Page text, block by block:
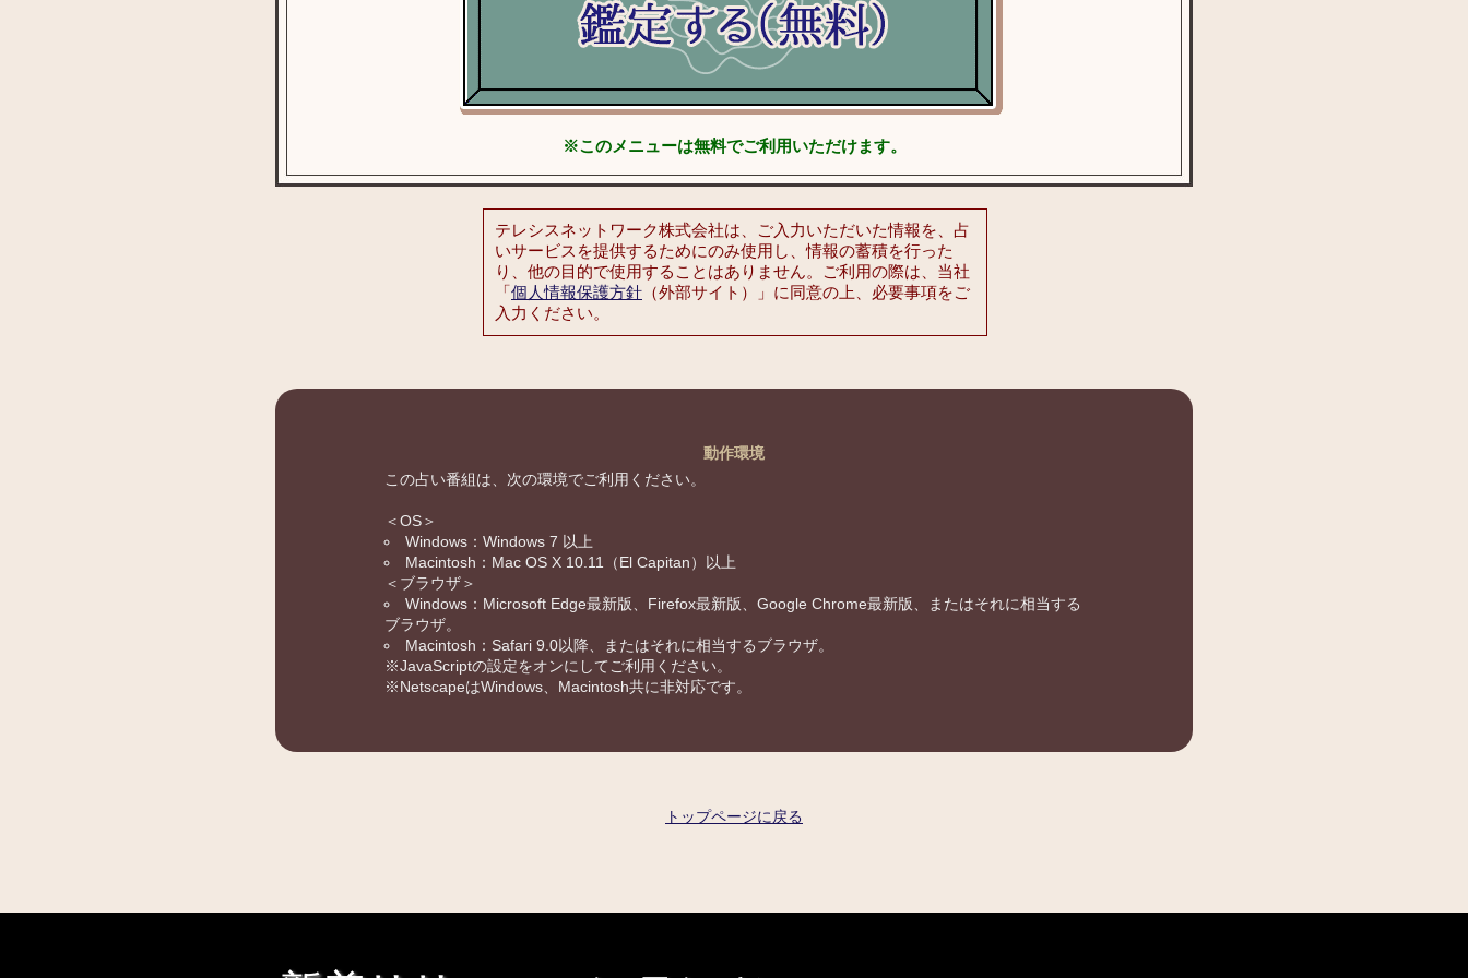
※このメニューは無料でご利用いただけます。
テレシスネットワーク株式会社は、ご入力いただいた情報を、占
いサービスを提供するためにのみ使用し、情報の蓄積を行った
り、他の目的で使用することはありません。ご利用の際は、当社
「個人情報保護方針 （外部サイト）」に同意の上、必要事項をご
入力ください。
動作環境
この占い番組は、次の環境でご利用ください。
＜OS＞
Windows：Windows 7 以上
Macintosh：Mac OS X 10.11（El Capitan）以上
＜ブラウザ＞
Windows：Microsoft Edge最新版、Firefox最新版、Google Chrome最新版、またはそれに相当する
ブラウザ。
Macintosh：Safari 9.0以降、またはそれに相当するブラウザ。
※JavaScriptの設定をオンにしてご利用ください。
※NetscapeはWindows、Macintosh共に非対応です。
トップページに戻る